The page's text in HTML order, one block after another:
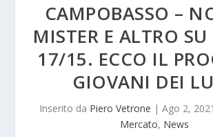
CAMPOBASSO –
MISTER E ALTRO
17/15. ECCO IL
GIOVANI DEI
Inserito da Piero Vetrone | Ago 2, 2021
Mercato, News